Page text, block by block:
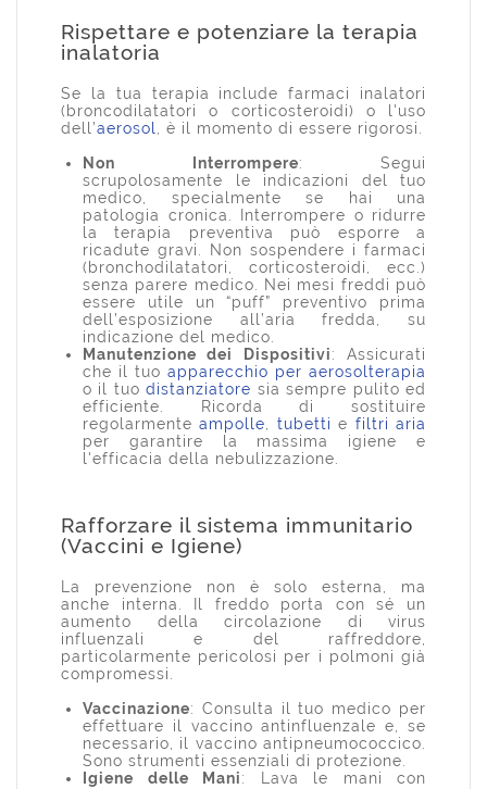
Rispettare e potenziare la terapia
inalatoria
Se la tua terapia include farmaci inalatori
(broncodilatatori o corticosteroidi) o l'uso
dell’aerosol, è il momento di essere rigorosi.
Non Interrompere: Segui
scrupolosamente le indicazioni del tuo
medico, specialmente se hai una
patologia cronica. Interrompere o ridurre
la terapia preventiva può esporre a
ricadute gravi. Non sospendere i farmaci
(bronchodilatatori, corticosteroidi, ecc.)
senza parere medico. Nei mesi freddi può
essere utile un “puff” preventivo prima
dell’esposizione all’aria fredda, su
indicazione del medico.
Manutenzione dei Dispositivi: Assicurati
che il tuo apparecchio per aerosolterapia
o il tuodistanziatore sia sempre pulito ed
efficiente. Ricorda di sostituire
regolarmenteampolle, tubetti e filtri aria
per garantire la massima igiene e
l'efficacia della nebulizzazione.
Rafforzare il sistema immunitario
(Vaccini e Igiene)
La prevenzione non è solo esterna, ma
anche interna. Il freddo porta con sé un
aumento della circolazione di virus
influenzali e del raffreddore,
particolarmente pericolosi per i polmoni già
compromessi.
Vaccinazione: Consulta il tuo medico per
effettuare il vaccino antinfluenzale e, se
necessario, il vaccino antipneumococcico.
Sono strumenti essenziali di protezione.
Igiene delle Mani: Lava le mani con